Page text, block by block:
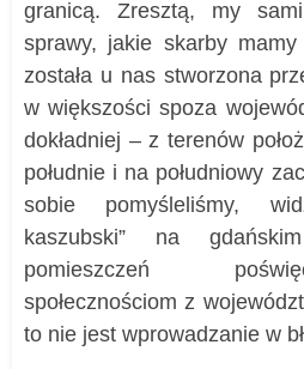
granicą. Zresztą, my
sprawy, jakie skarby
została u nas stworzona
w większości spoza
dokładniej – z terenów
południe i na południowy
sobie pomyśleliśmy,
kaszubski” na
pomieszczeń
społecznościom z
to nie jest wprowadzanie w